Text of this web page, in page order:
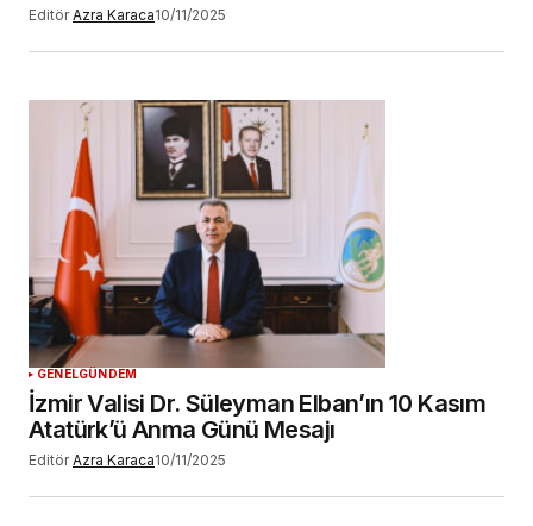
Editör Azra Karaca10/11/2025
GENELGÜNDEM
İzmir Valisi Dr. Süleyman Elban’ın 10 Kasım
Atatürk’ü Anma Günü Mesajı
Editör Azra Karaca10/11/2025